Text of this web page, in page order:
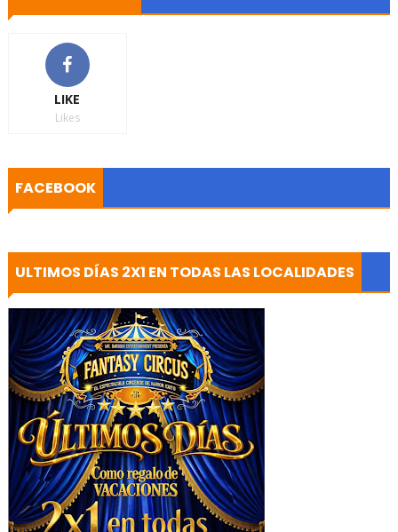
LIKE
Likes
FACEBOOK
ULTIMOS DÍAS 2X1 EN TODAS LAS LOCALIDADES